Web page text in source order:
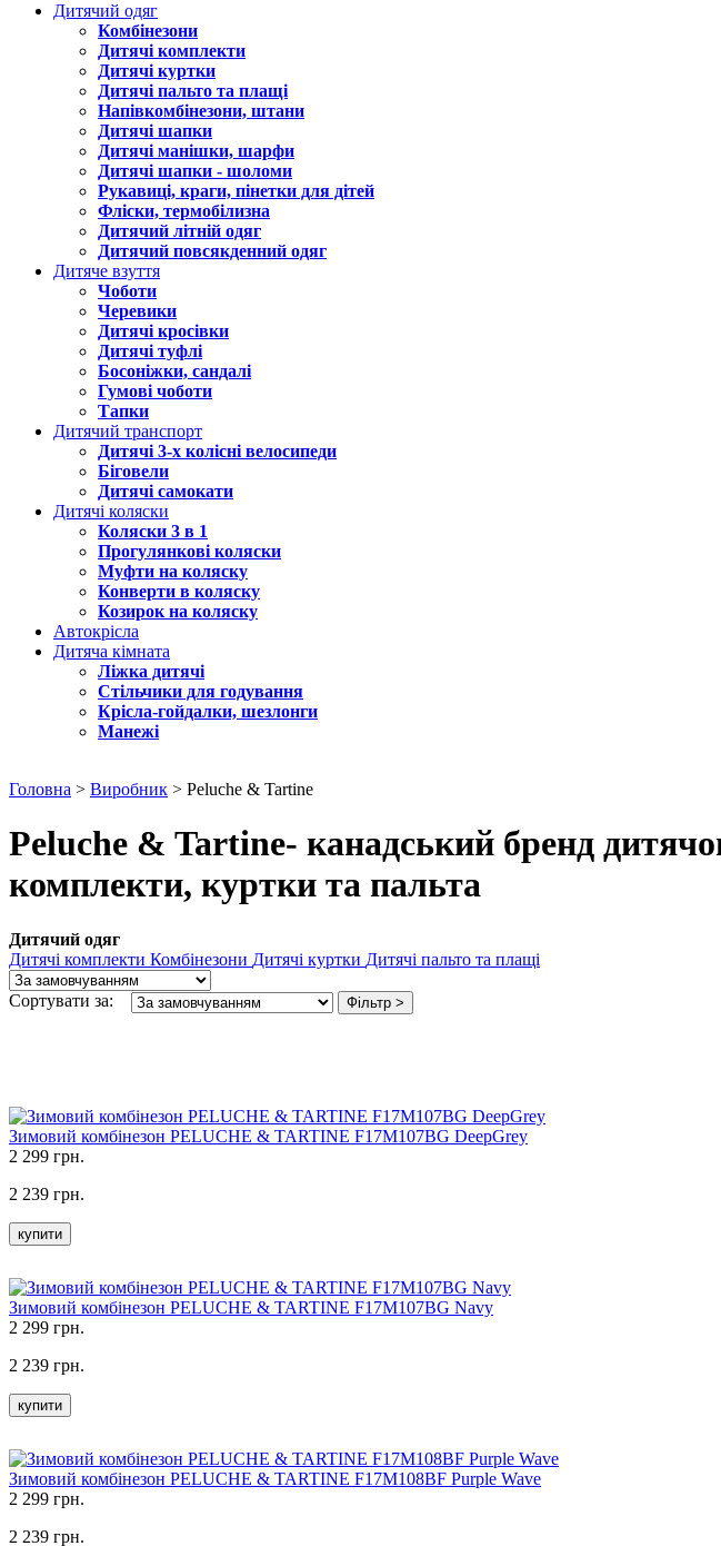
Дитячий одяг
Комбінезони
Дитячі комплекти
Дитячі куртки
Дитячі пальто та плащі
Напівкомбінезони, штани
Дитячі шапки
Дитячі манішки, шарфи
Дитячі шапки - шоломи
Рукавиці, краги, пінетки для дітей
Фліски, термобілизна
Дитячий літній одяг
Дитячий повсякденний одяг
Дитяче взуття
Чоботи
Черевики
Дитячі кросівки
Дитячі туфлі
Босоніжки, сандалі
Гумові чоботи
Тапки
Дитячий транспорт
Дитячі 3-х колісні велосипеди
Біговели
Дитячі самокати
Дитячі коляски
Коляски 3 в 1
Прогулянкові коляски
Муфти на коляску
Конверти в коляску
Козирок на коляску
Автокрісла
Дитяча кімната
Ліжка дитячі
Стільчики для годування
Крісла-гойдалки, шезлонги
Манежі
Головна > Виробник > Peluche & Tartine
Peluche & Tartine- канадський бренд
комплекти, куртки та пальта
Дитячий одяг
Дитячі комплекти Комбінезони Дитячі куртки Дитячі пальто та плащі
Сортувати за: Фільтр >
Зимовий комбінезон PELUCHE & TARTINE F17M107BG DeepGrey
2 299 грн.
2 239 грн.
купити
Зимовий комбінезон PELUCHE & TARTINE F17M107BG Navy
2 299 грн.
2 239 грн.
купити
Зимовий комбінезон PELUCHE & TARTINE F17M108BF Purple Wave
2 299 грн.
2 239 грн.